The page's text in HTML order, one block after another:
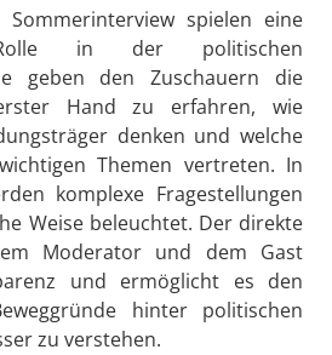
spielen eine
Rolle in der politischen
geben den Zuschauern die
Hand zu erfahren, wie
denken und welche
Themen vertreten. In
komplexe Fragestellungen
Weise beleuchtet. Der direkte
Moderator und dem Gast
und ermöglicht es den
hinter politischen
zu verstehen.